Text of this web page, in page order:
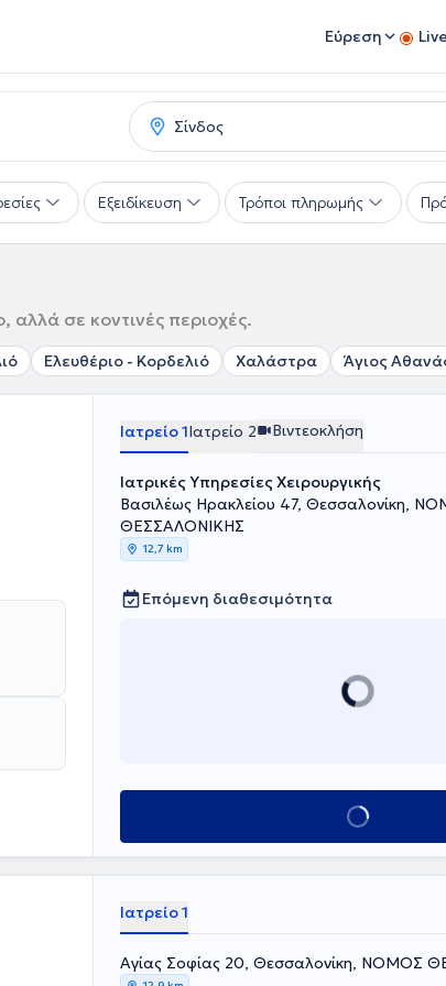
Εύρεση
Εξειδίκευση Τρόποι πληρωμής
αλλά σε κοντινές περιοχές.
Ελευθέριο - Κορδελιό Χαλάστρα Άγιος
Ιατρείο 1Ιατρείο 2 Βιντεοκλήση
Ιατρικές Υπηρεσίες Χειρουργικής
Βασιλέως Ηρακλείου 47, Θεσσαλονίκη,
ΘΕΣΣΑΛΟΝΙΚΗΣ
12,7 km
Επόμενη διαθεσιμότητα
Κλείσε ραντεβού
Ιατρείο 1
Αγίας Σοφίας 20, Θεσσαλονίκη, ΝΟΜΟΣ